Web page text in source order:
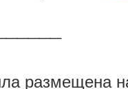
размещена